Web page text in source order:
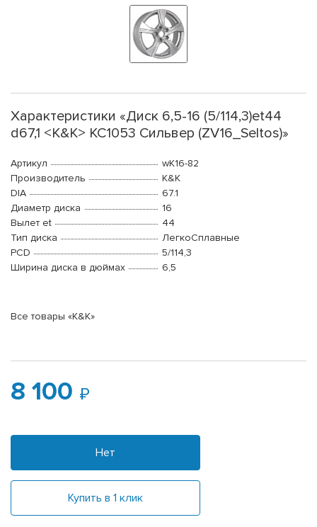
Характеристики «Диск 6,5-16 (5/114,3)et44
d67,1 <K&K> КС1053 Сильвер (ZV16_Seltos)»
Артикул
wK16-82
Производитель
K&K
DIA
67.1
Диаметр диска
16
Вылет et
44
Тип диска
ЛегкоСплавные
PCD
5/114,3
Ширина диска в дюймах
6,5
Все товары «K&K»
8 100
Нет
Купить в 1 клик